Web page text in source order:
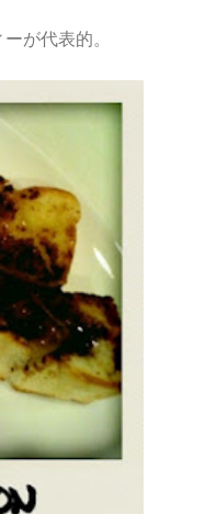
が代表的。